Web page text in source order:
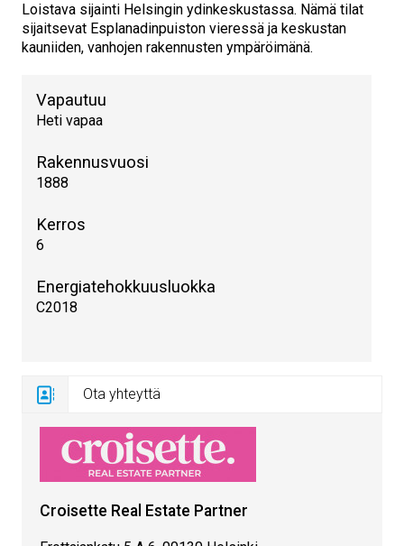
Loistava sijainti Helsingin ydinkeskustassa. Nämä tilat
sijaitsevat Esplanadinpuiston vieressä ja keskustan
kauniiden, vanhojen rakennusten ympäröimänä.
Vapautuu
Heti vapaa
Rakennusvuosi
1888
Kerros
6
Energiatehokkuusluokka
C2018
Ota yhteyttä
Croisette Real Estate Partner